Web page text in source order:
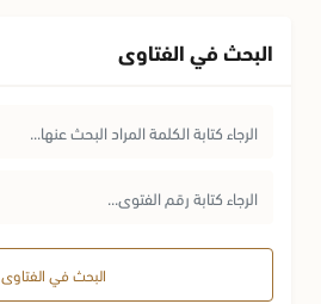
البحث في الفتاوى
البحث في الفتاوى